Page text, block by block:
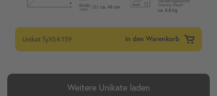
UnikatTyXS4.159 in den Warenkorb
Weitere Unikate laden